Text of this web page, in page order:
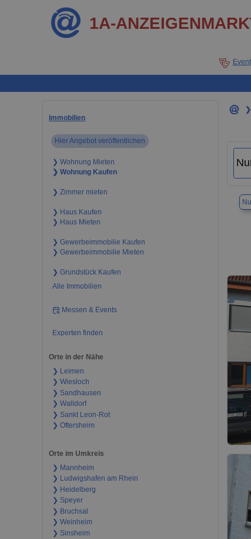
1A-
Event
Immobilien
Hier Angebot veröffentlichen
❯ Wohnung Mieten
❯ Wohnung Kaufen
❯ Zimmer mieten
❯ Haus Kaufen
❯ Haus Mieten
❯ Gewerbeimmobilie Kaufen
❯ Gewerbeimmobilie Mieten
❯ Grundstück Kaufen
Alle Immobilien
Messen & Events
Experten finden
Orte in der Nähe
❯ Leimen
❯ Wiesloch
❯ Sandhausen
❯ Walldorf
❯ Sankt Leon-Rot
❯ Oftersheim
Orte im Umkreis
❯ Mannheim
❯ Ludwigshafen am Rhein
❯ Heidelberg
❯ Speyer
❯ Bruchsal
❯ Weinheim
❯ Sinsheim
❯